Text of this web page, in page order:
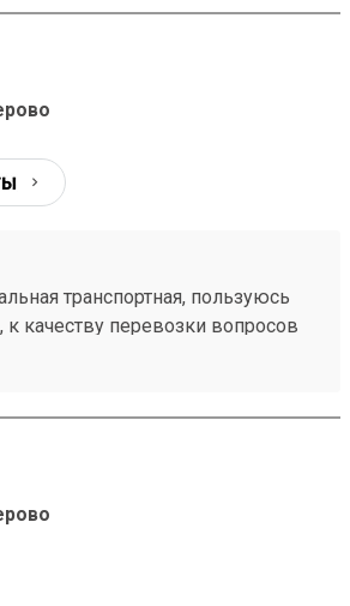
транспортная, пользуюсь
к качеству перевозки вопросов